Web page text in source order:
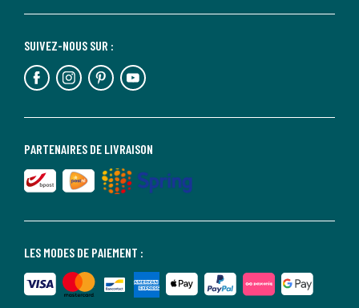
LES MODES DE PAIEMENT :
PARTENAIRES DE LIVRAISON
SUIVEZ-NOUS SUR :